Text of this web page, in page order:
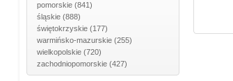
pomorskie (841)
śląskie (888)
świętokrzyskie (177)
warmińsko-mazurskie (255)
wielkopolskie (720)
zachodniopomorskie (427)